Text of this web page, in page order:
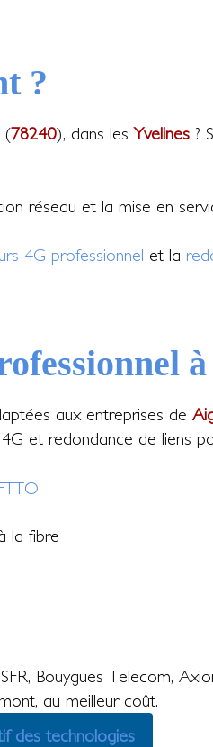
?
78240), dans lesYvelines?
réseau et la mise en
4G professionnel et la
aux entreprises de
et redondance de liens
la fibre
Bouygues Telecom,
au meilleur coût.
des technologies